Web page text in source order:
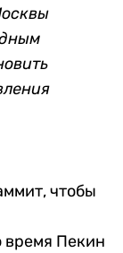
чтобы
время Пекин